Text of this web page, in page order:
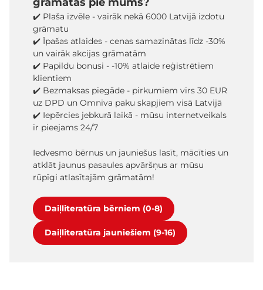
✔️ Plaša izvēle - vairāk nekā 6000 Latvijā izdotu
grāmatu
✔️ Īpašas atlaides - cenas samazinātas līdz -30%
un vairāk akcijas grāmatām
✔️ Papildu bonusi - -10% atlaide reģistrētiem
klientiem
✔️ Bezmaksas piegāde - pirkumiem virs 30 EUR
uz DPD un Omniva paku skapjiem visā Latvijā
✔️ Iepērcies jebkurā laikā - mūsu internetveikals
ir pieejams 24/7
Iedvesmo bērnus un jauniešus lasīt, mācīties un
atklāt jaunus pasaules apvāršņus ar mūsu
rūpīgi atlasītajām grāmatām!
Daiļliteratūra bērniem (0-8)
Daiļliteratūra jauniešiem (9-16)